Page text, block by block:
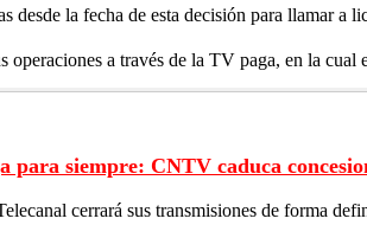
desde la fecha de esta decisión para llamar a
operaciones a través de la TV paga, en la
para siempre: CNTV caduca
cerrará sus transmisiones de forma